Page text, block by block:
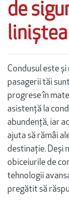
de
Condusul este
pasagerii tăi
progrese în
asistență la
abundență, iar
ajuta să rămâi
destinație. Deși
obiceiurile de
tehnologii
pregătit să